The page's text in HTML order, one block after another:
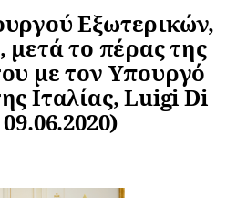
Εξωτερικών,
μετά το πέρας της
με τον Υπουργό
Ιταλίας, Luigi Di